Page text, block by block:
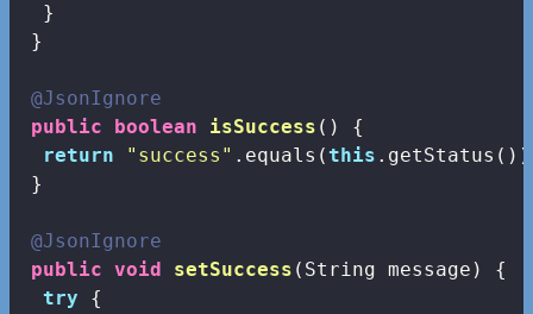
  }
}
@JsonIgnore
public
boolean isSuccess ()
{
return
"success" .equals(this
}
@JsonIgnore
public void setSuccess (String message)
{
try {